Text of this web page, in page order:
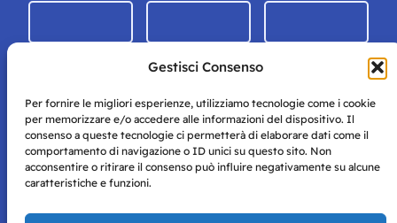
Gestisci Consenso
Per fornire le migliori esperienze, utilizziamo tecnologie come i cookie
per memorizzare e/o accedere alle informazioni del dispositivo. Il
consenso a queste tecnologie ci permetterà di elaborare dati come il
comportamento di navigazione o ID unici su questo sito. Non
acconsentire o ritirare il consenso può influire negativamente su alcune
caratteristiche e funzioni.